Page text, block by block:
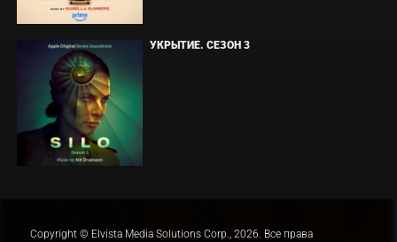
УКРЫТИЕ. СЕЗОН 3
Copyright © Elvista Media Solutions Corp., 2026. Все права